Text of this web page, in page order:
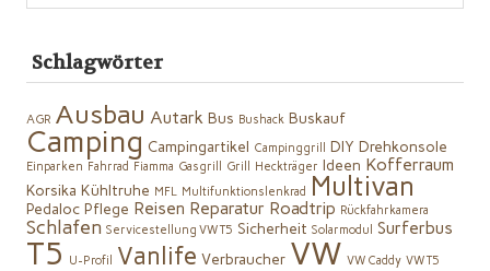
Schlagwörter
AGR Ausbau Autark Bus Bushack Buskauf
Camping Campingartikel Campinggrill DIY Drehkonsole
Einparken Fahrrad Fiamma Gasgrill Grill Heckträger Ideen Kofferraum
Korsika Kühltruhe MFL Multifunktionslenkrad Multivan
Pedaloc Pflege Reisen Reparatur Roadtrip Rückfahrkamera
Schlafen Servicestellung VW T5 Sicherheit Solarmodul Surferbus
T5 U-Profil Vanlife Verbraucher VW VW Caddy VW T5